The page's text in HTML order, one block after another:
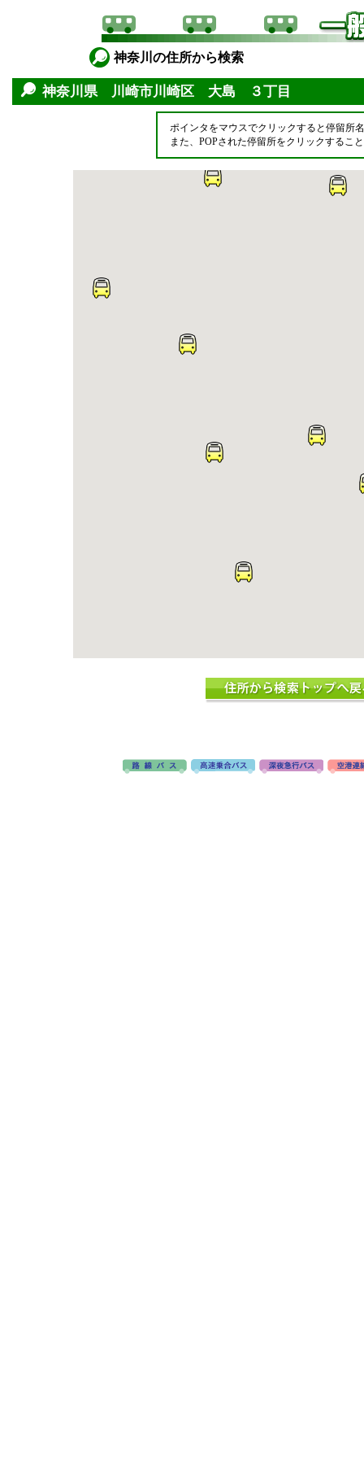
神奈川の住所から検索
神奈川県 川崎市川崎区 大島 ３丁目
ポインタをマウスでクリックすると停留所
また、POPされた停留所をクリックするこ